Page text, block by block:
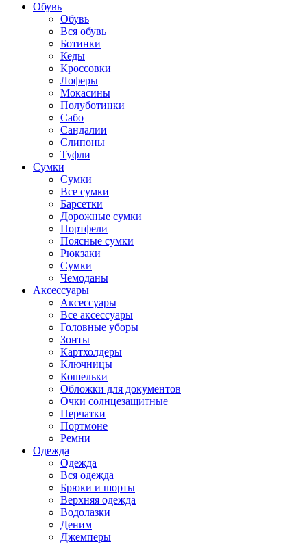
Обувь
Обувь
Вся обувь
Ботинки
Кеды
Кроссовки
Лоферы
Мокасины
Полуботинки
Сабо
Сандалии
Слипоны
Туфли
Сумки
Сумки
Все сумки
Барсетки
Дорожные сумки
Портфели
Поясные сумки
Рюкзаки
Сумки
Чемоданы
Аксессуары
Аксессуары
Все аксессуары
Головные уборы
Зонты
Картхолдеры
Ключницы
Кошельки
Обложки для документов
Очки солнцезащитные
Перчатки
Портмоне
Ремни
Одежда
Одежда
Вся одежда
Брюки и шорты
Верхняя одежда
Водолазки
Деним
Джемперы